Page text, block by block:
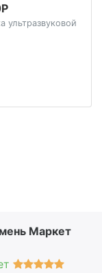
ультразвуковой
Маркет